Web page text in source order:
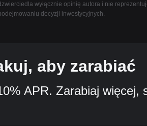
wyłącznie opinię autora i nie
decyzji inwestycyjnych.
aby zarabiać
APR. Zarabiaj więcej,